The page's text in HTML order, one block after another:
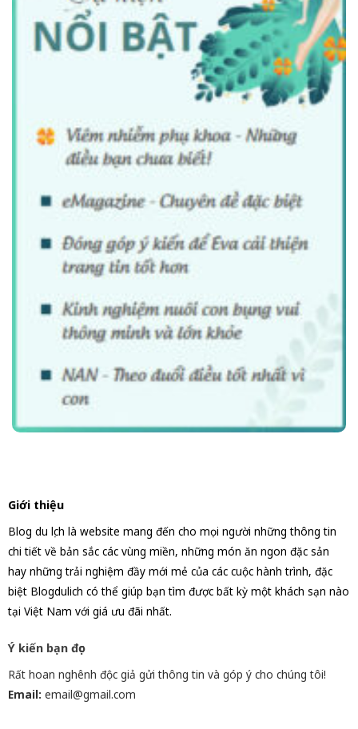
Giới thiệu
Blog du lịch là website mang đến cho mọi người những thông tin
chi tiết về bản sắc các vùng miền, những món ăn ngon đặc sản
hay những trải nghiệm đầy mới mẻ của các cuộc hành trình, đặc
biệt Blogdulich có thể giúp bạn tìm được bất kỳ một khách sạn nào
tại Việt Nam với giá ưu đãi nhất.
Ý kiến bạn đọc
Rất hoan nghênh độc giả gửi thông tin và góp ý cho chúng tôi!
Email: email@gmail.com